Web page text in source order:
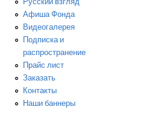
Афиша Фонда
Видеогалерея
Подписка и
распространение
Прайс лист
Заказать
Контакты
Наши баннеры